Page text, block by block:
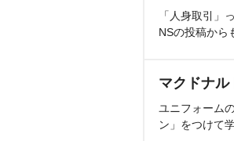
「人身取引」
NSの投稿から
マクドナル
ユニフォーム
ン」をつけて